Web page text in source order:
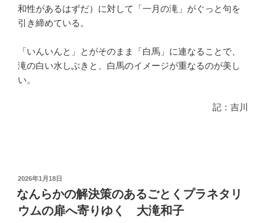
和性があるはずだ）に対して「一月の滝」がぐっと句を
引き締めている。
「いんいんと」とがそのまま「白馬」に連なることで、
滝の白い水しぶきと、白馬のイメージが重なるのが美し
い。
記：吉川
投
稿
日:
2026年1月18日
なんらかの解決策のあるごとくプラネタリ
ウムの扉へ寄りゆく 大滝和子